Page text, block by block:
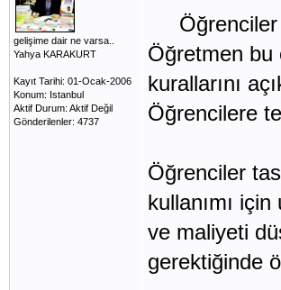
gelişime dair ne varsa..
Yahya KARAKURT
Kayıt Tarihi: 01-Ocak-2006
Konum: Istanbul
Aktif Durum: Aktif Değil
Gönderilenler: 4737
Öğrenciler
Öğretmen bu
kurallarını
Öğrencilere
Öğrenciler
kullanımı
ve maliyeti
gerektiğinde